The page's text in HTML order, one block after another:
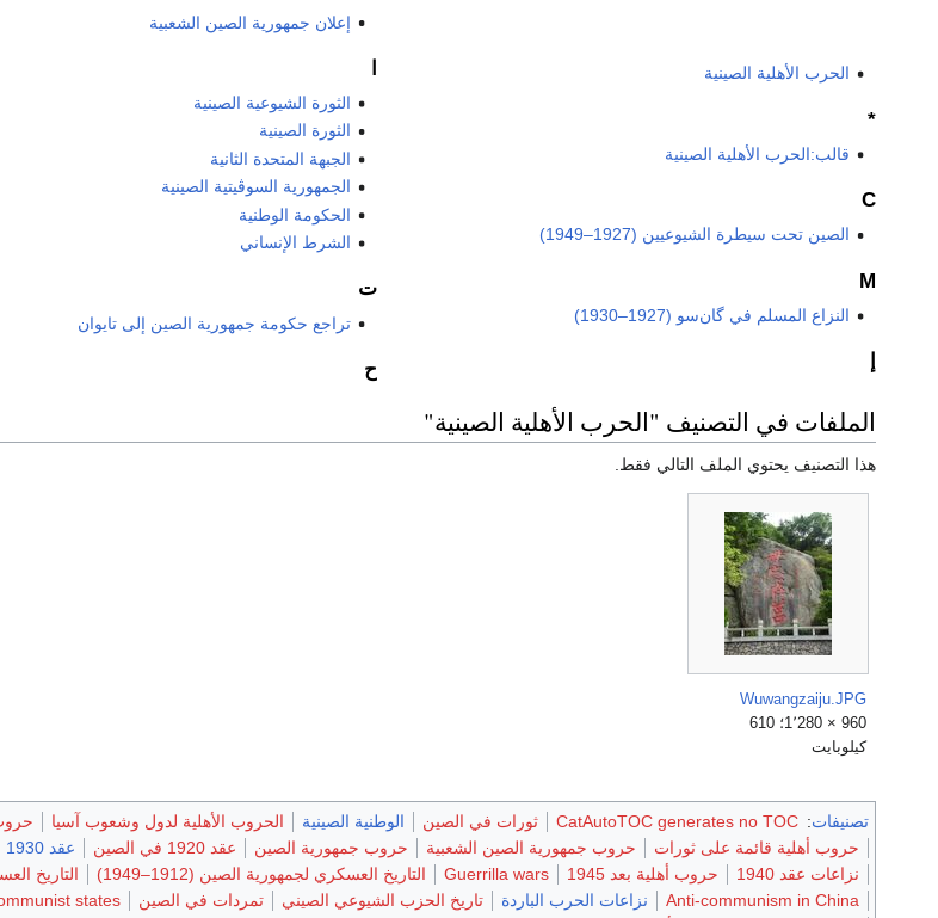
الحرب الأهلية الصينية
*
قالب:الحرب الأهلية الصينية
C
الصين تحت سيطرة الشيوعيين (1927–1949)
M
النزاع المسلم في گان‌سو (1927–1930)
إ
إعلان جمهورية الصين الشعبية
الثورة الشيوعية الصينية
الثورة الصينية
الجبهة المتحدة الثانية
الجمهورية السوڤيتية الصينية
الحكومة الوطنية
الشرط الإنساني
ت
تراجع حكومة جمهورية الصين إلى تايوان
ح
الملفات في التصنيف "الحرب الأهلية الصينية"
هذا التصنيف يحتوي الملف التالي فقط.
Wuwangzaiju.JPG
960 × 1٬280؛ 610
كيلوبايت
تصنيفات:
CatAutoTOC generates no TOC ثورات في الصين الوطنية الصينية الحروب الأهلية لدول وشعوب آسيا
حروب أهلية قائمة على ثورات
حروب جمهورية الصين الشعبية حروب جمهورية الصين عقد 1920 في الصين عقد 1930 في الصين
نزاعات عقد 1940
حروب أهلية بعد 1945 Guerrilla wars التاريخ العسكري لجمهورية الصين (1912–1949) التاريخ
Anti-communism in China
نزاعات الحرب الباردة تاريخ الحزب الشيوعي الصيني تمردات في الصين states